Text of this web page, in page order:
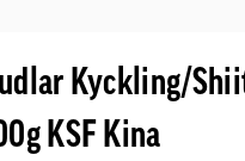
Kyckling/
KSF Kina